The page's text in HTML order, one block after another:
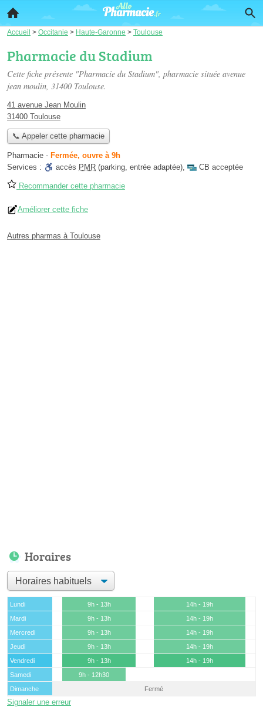
Accueil > Occitanie > Haute-Garonne > Toulouse
Pharmacie du Stadium
Cette fiche présente "Pharmacie du Stadium", pharmacie située avenue
jean moulin, 31400 Toulouse.
41 avenue Jean Moulin
31400 Toulouse
📞 Appeler cette pharmacie
Pharmacie - Fermée, ouvre à 9h
Services :
accès PMR (parking, entrée adaptée), CB acceptée
Recommander cette pharmacie
Améliorer cette fiche
Autres pharmas à Toulouse
Horaires
Lundi 9h - 13h
14h - 19h
Mardi
9h - 13h
14h - 19h
Mercredi
9h - 13h
14h - 19h
Jeudi
9h - 13h
14h - 19h
Vendredi
9h - 13h
14h - 19h
Samedi
9h - 12h30
Dimanche
Fermé
Signaler une erreur